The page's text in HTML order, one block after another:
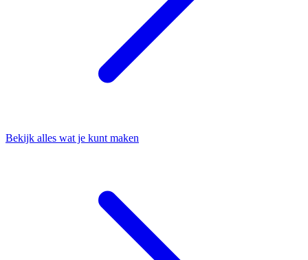
Bekijk alles wat je kunt maken